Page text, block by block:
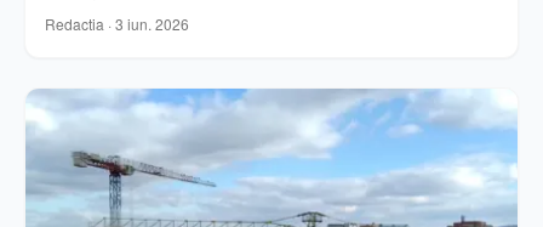
Redactia · 3 iun. 2026